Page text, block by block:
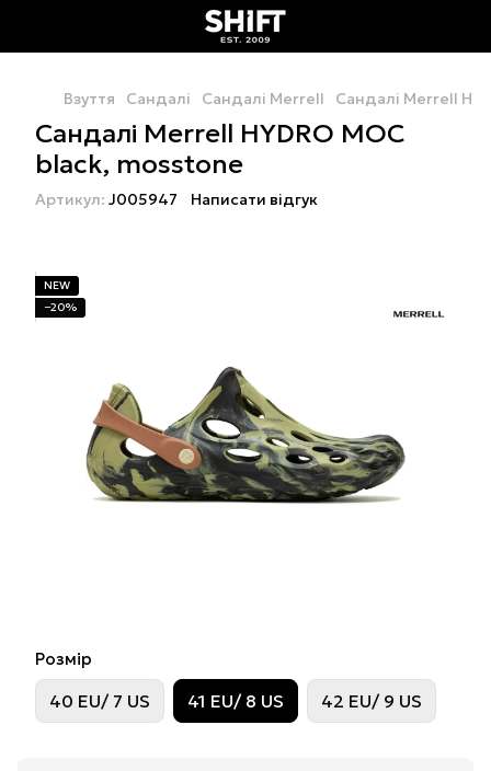
Взуття Сандалі Сандалі Merrell Сандалі Merrell
Сандалі Merrell HYDRO MOC
black, mosstone
Артикул: J005947 Написати відгук
NEW
−20%
Розмір
40 EU/ 7 US 41 EU/ 8 US 42 EU/ 9 US